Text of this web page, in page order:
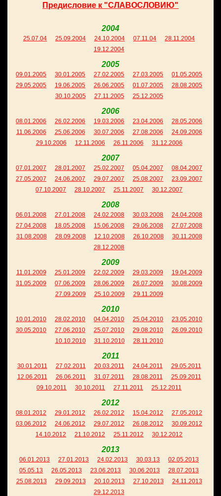
Предисловие к "СЛАВОСЛОВИЮ"
2004
25.07.04 25.09.2004 24.10.2004 07.11.04
28.11.2004
19.12.2004
2005
09.01.2005 30.01.2005 27.02.2005 27.03.2005
01.05.2005
29.05.2005
19.06.2005 26.06.2005 01.07.2005
28.08.2005
30.10.2005
27.11.2005 25.12.2005
2006
08.01.2006 26.02.2006 19.03.2006 23.04.2006
28.05.2006
11.06.2006
25.06.2006 30.07.2006 27.08.2006
24.09.2006
29.10.2006
12.11.2006 26.11.2006 31.12.2006
2007
07.01.2007 28.01.2007 25.02.2007 05.04.2007
08.04.2007
27.05.2007
24.06.2007 29.07.2007 25.08.2007
23.09.2007
07.10.2007
28.10.2007 25.11.2007 30.12.2007
2008
06.01.2008 27.01.2008 24.02.2008 30.03.2008
24.04.2008
27.04.2008
18.05.2008 15.06.2008 29.06.2008
27.07.2008
31.08.2008
28.09.2008 12.10.2008 26.10.2008
30.11.2008
28.12.2008
2009
11.01.2009 25.01.2009 22.02.2009 29.03.2009
19.04.2009
31.05.2009
07.06.2009 28.06.2009 26.07.2009
30.08.2009
27.09.2009
25.10.2009 29.11.2009
2010
10.01.2010 28.02.2010 04.04.2010 25.04.2010
23.05.2010
30.05.2010
27.06.2010 25.07.2010 29.08.2010
26.09.2010
10.10.2010
31.10.2010 28.11.2010
2011
30.01.2011 27.02.2011 20.03.2011 24.04.2011
29.05.2011
12.06.2011
26.06.2011 31.07.2011 28.08.2011
25.09.2011
09.10.2011
30.10.2011 27.11.2011 25.12.2011
2012
08.01.2012 29.01.2012 26.02.2012 15.04.2012
27.05.2012
03.06.2012
24.06.2012 29.07.2012 26.08.2012
30.09.2012
14.10.2012
21.10.2012 25.11.2012 30.12.2012
2013
06.01.2013 27.01.2013 24.02.2013 30.03.13
02.05.2013
05.05.13
26.05.2013 23.06.2013 30.06.2013
28.07.2013
25.08.2013
29.09.2013 20.10.2013 27.10.2013
24.11.2013
29.12.2013